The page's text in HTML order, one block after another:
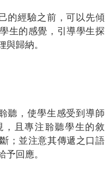
的經驗之前，可以先傾
生的感覺，引導學生探
與歸納。
聽，使學生感受到導師
且專注聆聽學生的敘
；並注意其傳遞之口語
予回應。